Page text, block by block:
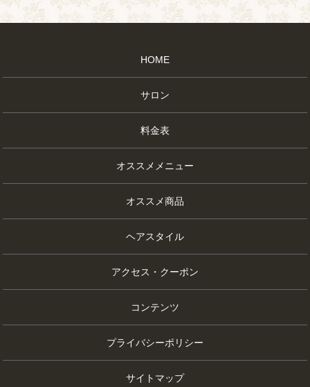
HOME
サロン
料金表
オススメメニュー
オススメ商品
ヘアスタイル
アクセス・クーポン
コンテンツ
プライバシーポリシー
サイトマップ